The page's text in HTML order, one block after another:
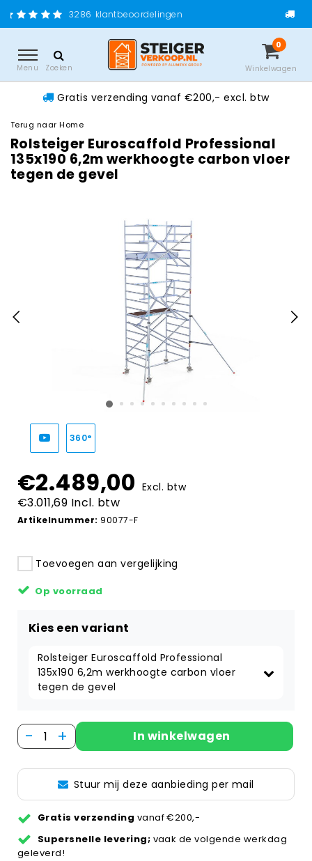
Gratis verzending
Menu Zoeken
0
Winkelwagen
Gratis verzending vanaf €200,- excl. btw
Terug naar Home
Rolsteiger Euroscaffold Professional
135x190 6,2m werkhoogte carbon vloer
tegen de gevel
360°
€2.489,00 Excl. btw
€3.011,69 Incl. btw
Artikelnummer: 90077-F
Toevoegen aan vergelijking
Op voorraad
Kies een variant
Rolsteiger Euroscaffold Professional
135x190 6,2m werkhoogte carbon vloer
tegen de gevel
- + In winkelwagen
Stuur mij deze aanbieding per mail
Gratis verzending vanaf €200,-
Supersnelle levering; vaak de volgende werkdag
geleverd!